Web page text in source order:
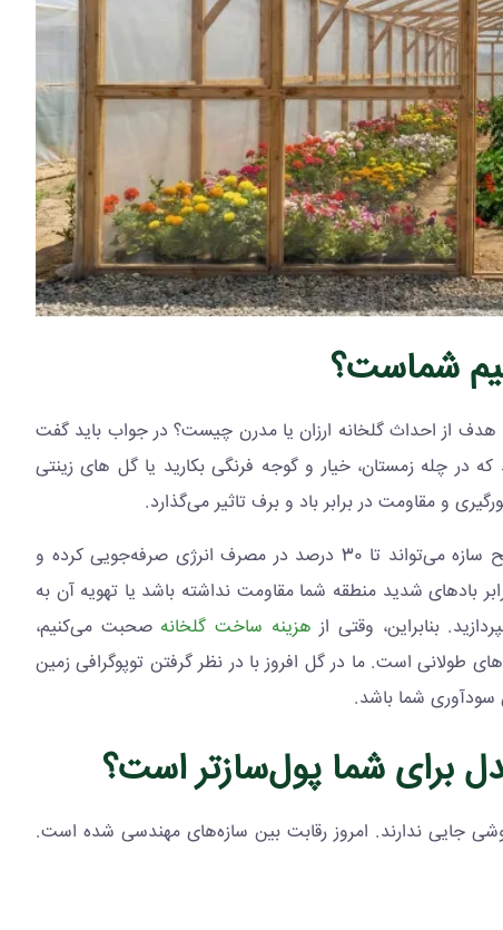
شماست؟
هدف از احداث گلخانه ارزان یا مدرن چیست؟ در جواب باید گفت
در چله زمستان، خیار و گوجه فرنگی بکارید یا گل های زینتی
و مقاومت در برابر باد و برف تاثیر می‌گذارد.
) و تحقیقات مهندسی کشاورزی، طراحی صحیح سازه می‌تواند تا 30 درصد در مصرف انرژی صرفه‌جویی کرده و
که در برابر بادهای شدید منطقه شما مقاومت نداشته باشد یا تهویه آن به
بنابراین، وقتی از هزینه ساخت گلخانه صحبت می‌کنیم،
طولانی است. ما در گل افروز با در نظر گرفتن توپوگرافی زمین
سودآوری شما باشد.
برای شما پول‌سازتر است؟
چوبی یا جوشی جایی ندارند. امروز رقابت بین سازه‌های مهندسی شده است.